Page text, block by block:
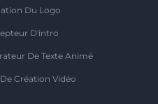
Du Logo
D'intro
De Texte Animé
Création Vidéo